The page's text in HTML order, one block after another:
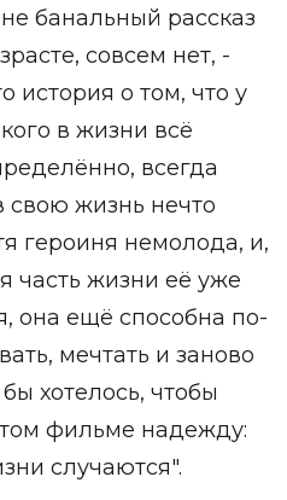
банальный рассказ
совсем нет, -
история о том, что у
в жизни всё
всегда
свою жизнь нечто
героиня немолода, и,
часть жизни её уже
она ещё способна по-
мечтать и заново
хотелось, чтобы
фильме надежду:
случаются".